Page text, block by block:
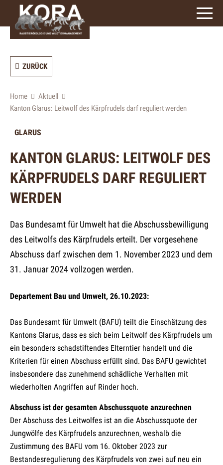
ZURÜCK
Home
Aktuell
Kanton Glarus: Leitwolf des Kärpfrudels darf reguliert werden
GLARUS
KANTON GLARUS: LEITWOLF DES
KÄRPFRUDELS DARF REGULIERT
WERDEN
Das Bundesamt für Umwelt hat die Abschussbewilligung
des Leitwolfs des Kärpfrudels erteilt. Der vorgesehene
Abschuss darf zwischen dem 1. November 2023 und dem
31. Januar 2024 vollzogen werden.
Departement Bau und Umwelt, 26.10.2023:
Das Bundesamt für Umwelt (BAFU) teilt die Einschätzung des
Kantons Glarus, dass es sich beim Leitwolf des Kärpfrudels um
ein besonders schadstiftendes Elterntier handelt und die
Kriterien für einen Abschuss erfüllt sind. Das BAFU gewichtet
insbesondere das zunehmend schädliche Verhalten mit
wiederholten Angriffen auf Rinder hoch.
Abschuss ist der gesamten Abschussquote anzurechnen
Der Abschuss des Leitwolfes ist an die Abschussquote der
Jungwölfe des Kärpfrudels anzurechnen, weshalb die
Zustimmung des BAFU vom 16. Oktober 2023 zur
Bestandesregulierung des Kärpfrudels von zwei auf neu ein